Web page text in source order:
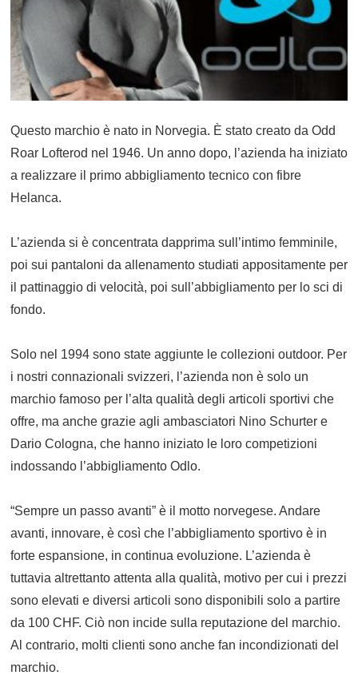
Questo marchio è nato in Norvegia. È stato creato da Odd
Roar Lofterod nel 1946. Un anno dopo, l’azienda ha iniziato
a realizzare il primo abbigliamento tecnico con fibre
Helanca.
L’azienda si è concentrata dapprima sull’intimo femminile,
poi sui pantaloni da allenamento studiati appositamente per
il pattinaggio di velocità, poi sull’abbigliamento per lo sci di
fondo.
Solo nel 1994 sono state aggiunte le collezioni outdoor. Per
i nostri connazionali svizzeri, l’azienda non è solo un
marchio famoso per l’alta qualità degli articoli sportivi che
offre, ma anche grazie agli ambasciatori Nino Schurter e
Dario Cologna, che hanno iniziato le loro competizioni
indossando l’abbigliamento Odlo.
“Sempre un passo avanti” è il motto norvegese. Andare
avanti, innovare, è così che l’abbigliamento sportivo è in
forte espansione, in continua evoluzione. L’azienda è
tuttavia altrettanto attenta alla qualità, motivo per cui i prezzi
sono elevati e diversi articoli sono disponibili solo a partire
da 100 CHF. Ciò non incide sulla reputazione del marchio.
Al contrario, molti clienti sono anche fan incondizionati del
marchio.